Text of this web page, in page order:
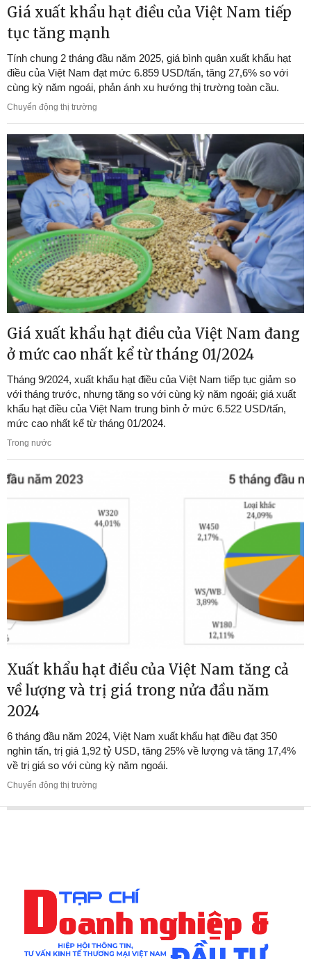
Giá xuất khẩu hạt điều của Việt Nam tiếp
tục tăng mạnh
Tính chung 2 tháng đầu năm 2025, giá bình quân xuất khẩu hạt
điều của Việt Nam đạt mức 6.859 USD/tấn, tăng 27,6% so với
cùng kỳ năm ngoái, phản ánh xu hướng thị trường toàn cầu.
Chuyển động thị trường
Giá xuất khẩu hạt điều của Việt Nam đang
ở mức cao nhất kể từ tháng 01/2024
Tháng 9/2024, xuất khẩu hạt điều của Việt Nam tiếp tục giảm so
với tháng trước, nhưng tăng so với cùng kỳ năm ngoái; giá xuất
khẩu hạt điều của Việt Nam trung bình ở mức 6.522 USD/tấn,
mức cao nhất kể từ tháng 01/2024.
Trong nước
Xuất khẩu hạt điều của Việt Nam tăng cả
về lượng và trị giá trong nửa đầu năm
2024
6 tháng đầu năm 2024, Việt Nam xuất khẩu hạt điều đạt 350
nghìn tấn, trị giá 1,92 tỷ USD, tăng 25% về lượng và tăng 17,4%
về trị giá so với cùng kỳ năm ngoái.
Chuyển động thị trường